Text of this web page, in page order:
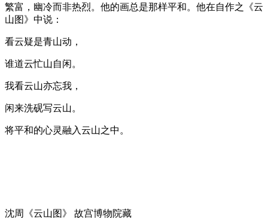
繁富，幽冷而非热烈。他的画总是那样平和。他在自作之《云
山图》中说：
看云疑是青山动，
谁道云忙山自闲。
我看云山亦忘我，
闲来洗砚写云山。
将平和的心灵融入云山之中。
沈周《云山图》 故宫博物院藏